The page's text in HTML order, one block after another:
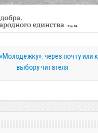
через почту или
выбору читателя